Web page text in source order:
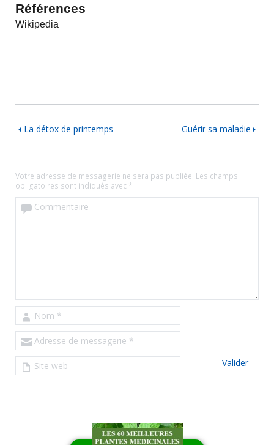
Références
Wikipedia
La détox de printemps Guérir sa maladie
Votre adresse de messagerie ne sera pas publiée. Les champs
obligatoires sont indiqués avec *
Commentaire
Nom *
Adresse de messagerie *
Site web